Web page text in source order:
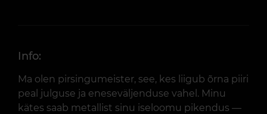
Info:
Ma olen pirsingu­meister, see, kes liigub õrna piiri
peal julguse ja eneseväljenduse vahel. Minu
kätes saab metallist sinu iseloomu pikendus —